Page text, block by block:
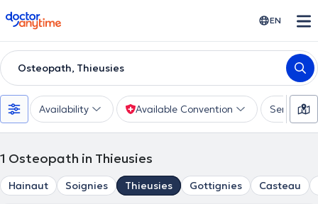
doctoranytime EN
Osteopath, Thieusies
Availability Available Convention Services
1 Osteopath in Thieusies
Hainaut Soignies Thieusies Gottignies Casteau